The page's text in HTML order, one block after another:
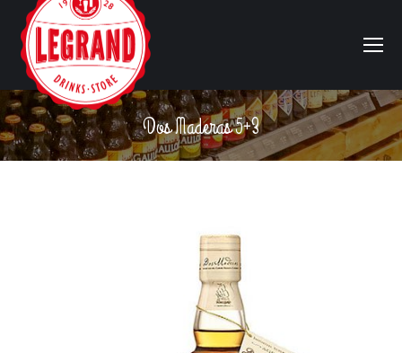
Dos Maderas 5+3
Vous êtes ici :